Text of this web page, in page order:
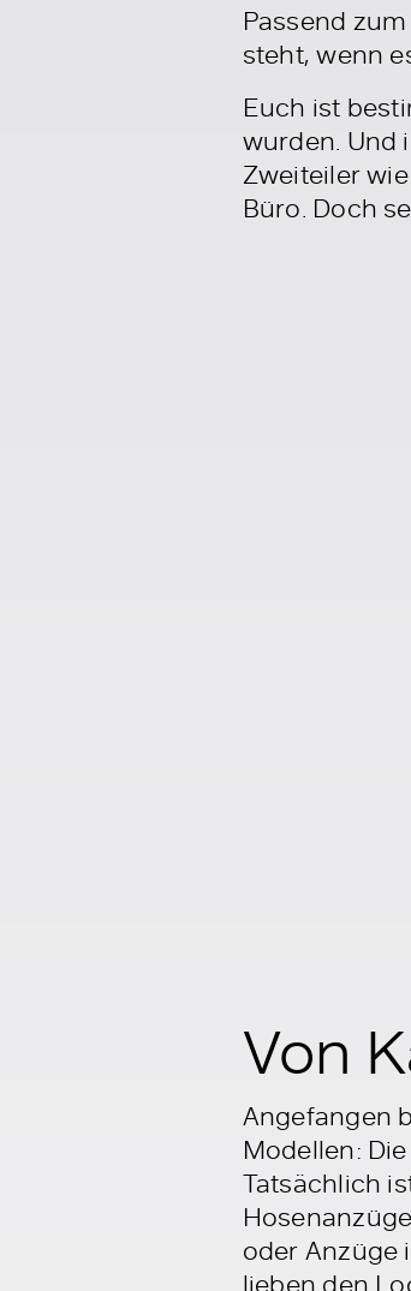
Passend
steht, wenn
Euch ist
wurden. Und
Zweiteiler
Büro. Doch
Von
Angefangen
Modellen:
Tatsächlich
oder Anzüge
lieben den